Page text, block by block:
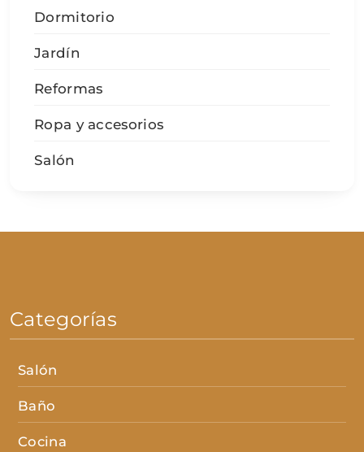
Dormitorio
Jardín
Reformas
Ropa y accesorios
Salón
Categorías
Salón
Baño
Cocina